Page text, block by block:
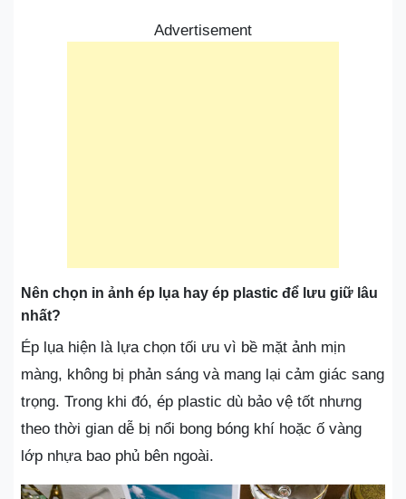
Advertisement
Nên chọn in ảnh ép lụa hay ép plastic để lưu giữ lâu
nhất?
Ép lụa hiện là lựa chọn tối ưu vì bề mặt ảnh mịn
màng, không bị phản sáng và mang lại cảm giác sang
trọng. Trong khi đó, ép plastic dù bảo vệ tốt nhưng
theo thời gian dễ bị nổi bong bóng khí hoặc ố vàng
lớp nhựa bao phủ bên ngoài.